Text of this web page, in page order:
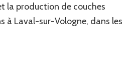
la production de couches
à Laval-sur-Vologne, dans les